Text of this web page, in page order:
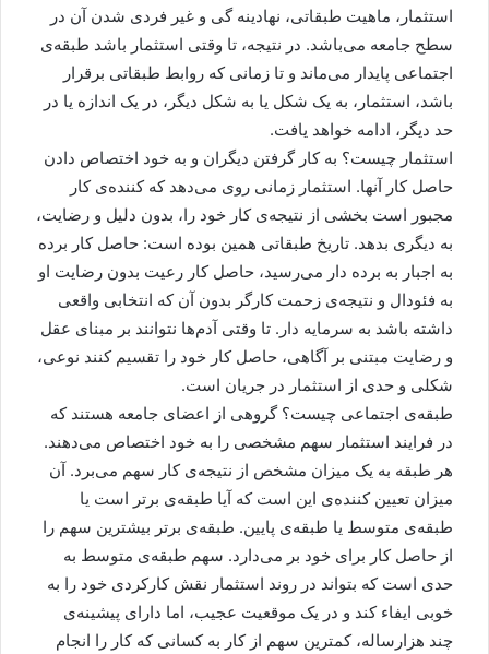
استثمار، ماهیت طبقاتی، نهادینه گی و غیر فردی شدن آن در
سطح جامعه می‌باشد. در نتیجه، تا وقتی استثمار باشد طبقه‌ی
اجتماعی پایدار می‌ماند و تا زمانی که روابط طبقاتی برقرار
باشد، استثمار، به یک شکل یا به شکل دیگر، در یک اندازه یا در
حد دیگر، ادامه خواهد یافت.
استثمار چیست؟ به کار گرفتن دیگران و به خود اختصاص دادن
حاصل کار آنها. استثمار زمانی روی می‌دهد که کننده‌ی کار
مجبور است بخشی از نتیجه‌ی کار خود را، بدون دلیل و رضایت،
به دیگری بدهد. تاریخ طبقاتی همین بوده است: حاصل کار برده
به اجبار به برده دار می‌رسید، حاصل کار رعیت بدون رضایت او
به فئودال و نتیجه‌ی زحمت کارگر بدون آن که انتخابی واقعی
داشته باشد به سرمایه دار. تا وقتی آدم‌ها نتوانند بر مبنای عقل
و رضایت مبتنی بر آگاهی، حاصل کار خود را تقسیم کنند نوعی،
شکلی و حدی از استثمار در جریان است.
طبقه‌ی اجتماعی چیست؟ گروهی از اعضای جامعه هستند که
در فرایند استثمار سهم مشخصی را به خود اختصاص می‌دهند.
هر طبقه به یک میزان مشخص از نتیجه‌ی کار سهم می‌برد. آن
میزان تعیین کننده‌ی این است که آیا طبقه‌ی برتر است یا
طبقه‌ی متوسط یا طبقه‌ی پایین. طبقه‌ی برتر بیشترین سهم را
از حاصل کار برای خود بر می‌دارد. سهم طبقه‌ی متوسط به
حدی است که بتواند در روند استثمار نقش کارکردی خود را به
خوبی ایفاء کند و در یک موقعیت عجیب، اما دارای پیشینه‌ی
چند هزارساله، کمترین سهم از کار به کسانی که کار را انجام